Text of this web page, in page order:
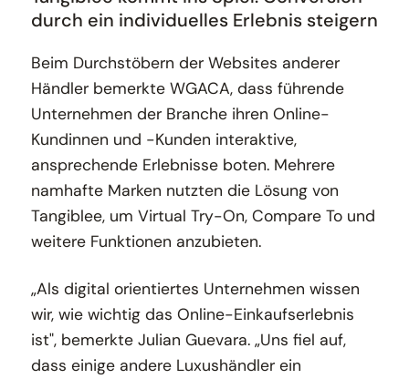
durch ein individuelles Erlebnis steigern
Beim Durchstöbern der Websites anderer
Händler bemerkte WGACA, dass führende
Unternehmen der Branche ihren Online-
Kundinnen und -Kunden interaktive,
ansprechende Erlebnisse boten. Mehrere
namhafte Marken nutzten die Lösung von
Tangiblee, um Virtual Try-On, Compare To und
weitere Funktionen anzubieten.
„Als digital orientiertes Unternehmen wissen
wir, wie wichtig das Online-Einkaufserlebnis
ist", bemerkte Julian Guevara. „Uns fiel auf,
dass einige andere Luxushändler ein